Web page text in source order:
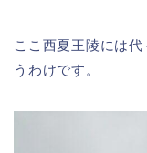
ここ西夏王陵には
うわけです。